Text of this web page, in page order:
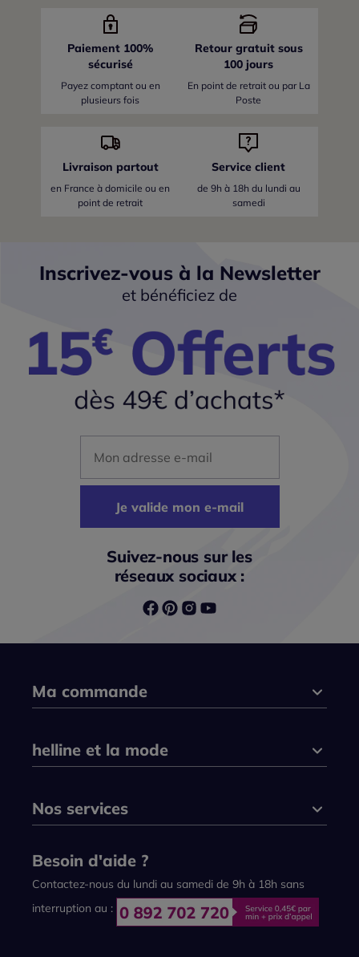
Paiement 100%
sécurisé
Payez comptant ou en
plusieurs fois
Retour gratuit sous
100 jours
En point de retrait ou par La
Poste
Livraison partout
en France à domicile ou en
point de retrait
Service client
de 9h à 18h du lundi au
samedi
Inscrivez-vous à la Newsletter
et bénéficiez de
Je valide mon e-mail
Suivez-nous sur les
réseaux sociaux :
Ma commande
helline et la mode
Nos services
Besoin d'aide ?
Contactez-nous du lundi au samedi de 9h à 18h sans
interruption au :